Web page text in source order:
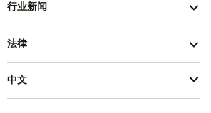
行业新闻
法律
中文